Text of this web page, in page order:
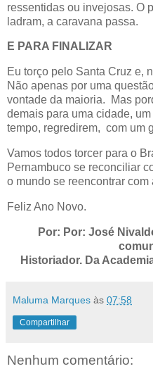
ressentidas ou invejosas. O
ladram, a caravana passa.
E PARA FINALIZAR
Eu torço pelo Santa Cruz e,
Não apenas por uma
vontade da maioria. Mas
demais para uma cidade,
tempo, regredirem, com um
Vamos todos torcer para o
Pernambuco se reconciliar
o mundo se reencontrar com
Feliz Ano Novo.
Por: Por: José
Historiador. Da
Maluma Marques às 07:58
Compartilhar
Nenhum comentário: